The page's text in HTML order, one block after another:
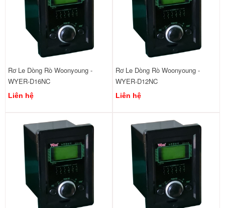
Rơ Le Dòng Rò Woonyoung -
WYER-D16NC
Liên hệ
Rơ Le Dòng Rò Woonyoung -
WYER-D12NC
Liên hệ